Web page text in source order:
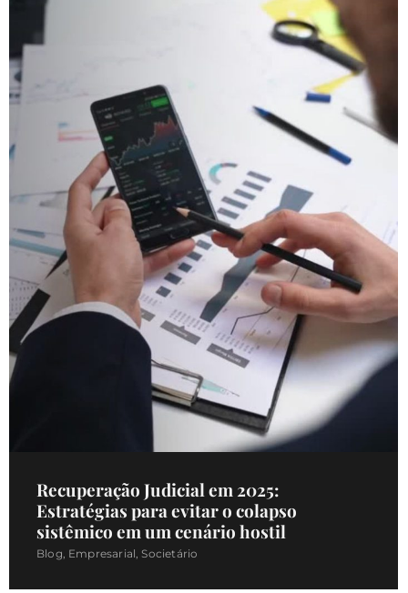
Recuperação Judicial em 2025:
Estratégias para evitar o colapso
sistêmico em um cenário hostil
Blog Empresarial Societário